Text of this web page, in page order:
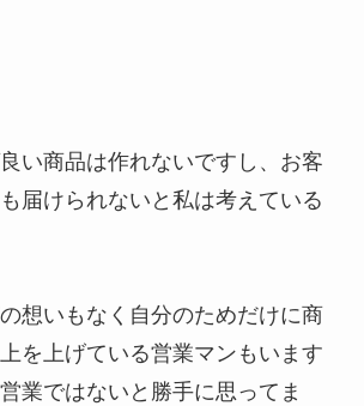
い商品は作れないですし、お客
届けられないと私は考えている
想いもなく自分のためだけに商
を上げている営業マンもいます
業ではないと勝手に思ってま